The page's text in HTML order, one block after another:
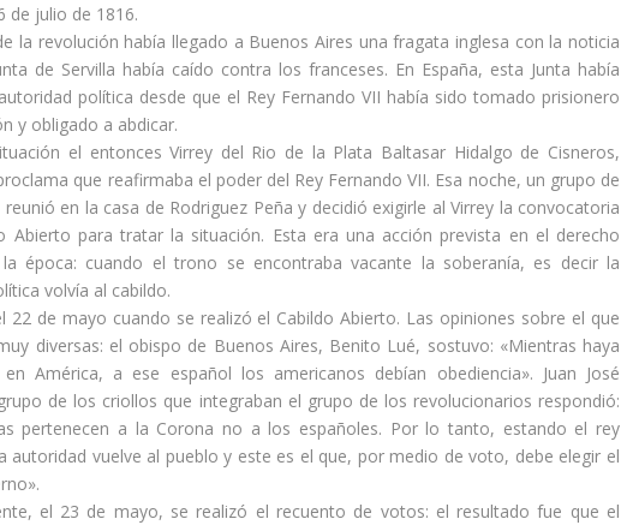
de julio de 1816.
la revolución había llegado a Buenos Aires una fragata inglesa con la noticia
de Servilla había caído contra los franceses. En España, esta Junta había
política desde que el Rey Fernando VII había sido tomado prisionero
y obligado a abdicar.
el entonces Virrey del Rio de la Plata Baltasar Hidalgo de Cisneros,
que reafirmaba el poder del Rey Fernando VII. Esa noche, un grupo de
reunió en la casa de Rodriguez Peña y decidió exigirle al Virrey la convocatoria
Abierto para tratar la situación. Esta era una acción prevista en el derecho
época: cuando el trono se encontraba vacante la soberanía, es decir la
volvía al cabildo.
22 de mayo cuando se realizó el Cabildo Abierto. Las opiniones sobre el que
diversas: el obispo de Buenos Aires, Benito Lué, sostuvo: «Mientras haya
América, a ese español los americanos debían obediencia». Juan José
de los criollos que integraban el grupo de los revolucionarios respondió:
pertenecen a la Corona no a los españoles. Por lo tanto, estando el rey
autoridad vuelve al pueblo y este es el que, por medio de voto, debe elegir el
el 23 de mayo, se realizó el recuento de votos: el resultado fue que el